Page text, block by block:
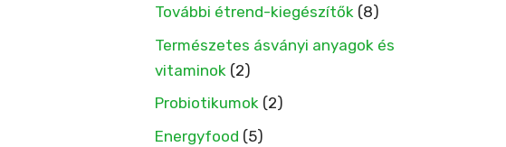
További étrend-kiegészítők (8)
Természetes ásványi anyagok és
vitaminok (2)
Probiotikumok (2)
Energyfood (5)